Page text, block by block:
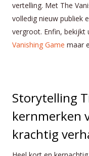
vertelling. Met The
volledig nieuw publiek
vergroot. Enfin, bekijkt
Vanishing Game maar
Storytelling
kernmerken
krachtig